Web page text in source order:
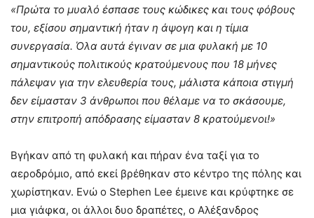
«Πρώτα το μυαλό έσπασε τους κώδικες και τους φόβους
του, εξίσου σημαντική ήταν η άψογη και η τίμια
συνεργασία. Όλα αυτά έγιναν σε μια φυλακή με 10
σημαντικούς πολιτικούς κρατούμενους που 18 μήνες
πάλεψαν για την ελευθερία τους, μάλιστα κάποια στιγμή
δεν είμασταν 3 άνθρωποι που θέλαμε να το σκάσουμε,
στην επιτροπή απόδρασης είμασταν 8 κρατούμενοι!»
Βγήκαν από τη φυλακή και πήραν ένα ταξί για το
αεροδρόμιο, από εκεί βρέθηκαν στο κέντρο της πόλης και
χωρίστηκαν. Ενώ ο Stephen Lee έμεινε και κρύφτηκε σε
μια γιάφκα, οι άλλοι δυο δραπέτες, ο Αλέξανδρος